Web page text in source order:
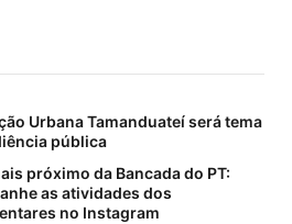
Urbana Tamanduateí será tema
pública
próximo da Bancada do PT:
as atividades dos
no Instagram